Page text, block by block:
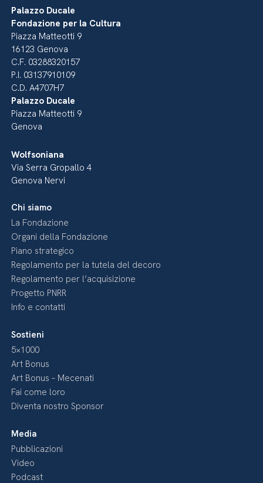
Palazzo Ducale
Fondazione per la Cultura
Piazza Matteotti 9
16123 Genova
C.F. 03288320157
P.I. 03137910109
C.D. A4707H7
Palazzo Ducale
Piazza Matteotti 9
Genova
Wolfsoniana
Via Serra Gropallo 4
Genova Nervi
Chi siamo
La Fondazione
Organi della Fondazione
Piano strategico
Regolamento per la tutela del decoro
Regolamento per l’acquisizione
Progetto PNRR
Info e contatti
Sostieni
5×1000
Art Bonus
Art Bonus – Mecenati
Fai come loro
Diventa nostro Sponsor
Media
Pubblicazioni
Video
Podcast